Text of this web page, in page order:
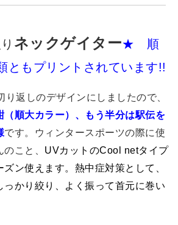
ネックゲイター★ 順
ともプリントされています!!
り返しのデザインにしましたので、
（順大カラー）、もう半分は駅伝を
です。ウィンタースポーツの際に使
こと、 UVカットのCool netタイプ
ン使えます。熱中症対策として、
っかり絞り、よく振って首元に巻い